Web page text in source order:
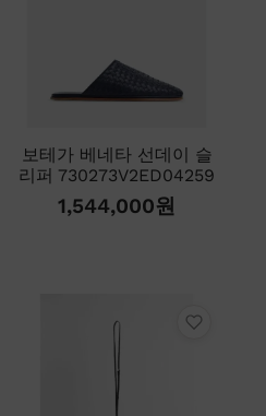
보테가 베네타 선데이 슬
리퍼 730273V2ED04259
1,544,000원